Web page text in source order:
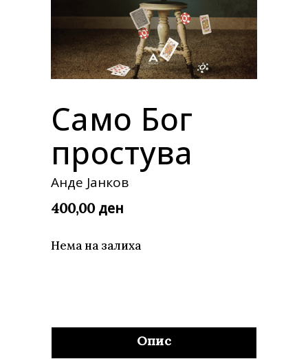
Само Бог
простува
Анде Јанков
400,00 ден
Нема на залиха
Опис